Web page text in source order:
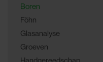
Boren
Föhn
Glasanalyse
Groeven
Handgereedschap